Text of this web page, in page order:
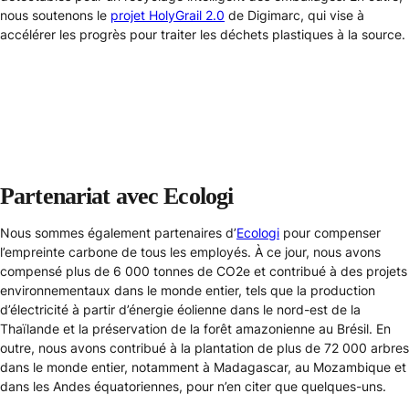
nous soutenons le projet HolyGrail 2.0 de Digimarc, qui vise à
accélérer les progrès pour traiter les déchets plastiques à la source.
Partenariat avec Ecologi
Nous sommes également partenaires d’Ecologi pour compenser
l’empreinte carbone de tous les employés. À ce jour, nous avons
compensé plus de 6 000 tonnes de CO2e et contribué à des projets
environnementaux dans le monde entier, tels que la production
d’électricité à partir d’énergie éolienne dans le nord-est de la
Thaïlande et la préservation de la forêt amazonienne au Brésil. En
outre, nous avons contribué à la plantation de plus de 72 000 arbres
dans le monde entier, notamment à Madagascar, au Mozambique et
dans les Andes équatoriennes, pour n’en citer que quelques-uns.